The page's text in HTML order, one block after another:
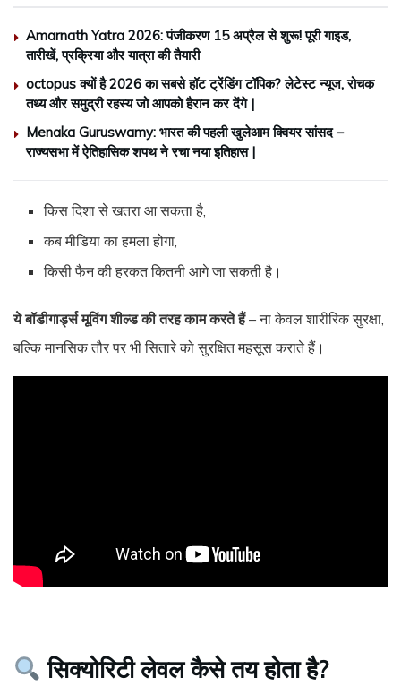
Amarnath Yatra 2026: पंजीकरण 15 अप्रैल से शुरू! पूरी गाइड,
तारीखें, प्रक्रिया और यात्रा की तैयारी
octopus क्यों है 2026 का सबसे हॉट ट्रेंडिंग टॉपिक? लेटेस्ट न्यूज, रोचक
तथ्य और समुद्री रहस्य जो आपको हैरान कर देंगे |
Menaka Guruswamy: भारत की पहली खुलेआम क्वियर सांसद –
राज्यसभा में ऐतिहासिक शपथ ने रचा नया इतिहास |
किस दिशा से खतरा आ सकता है,
कब मीडिया का हमला होगा,
किसी फैन की हरकत कितनी आगे जा सकती है।
ये बॉडीगार्ड्स मूविंग शील्ड की तरह काम करते हैं– ना केवल शारीरिक सुरक्षा,
बल्कि मानसिक तौर पर भी सितारे को सुरक्षित महसूस कराते हैं।
सिक्योरिटी लेवल कैसे तय होता है?